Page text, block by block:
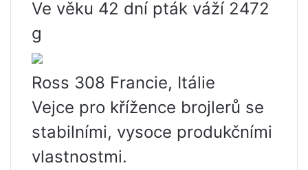
Ve věku 42 dní pták váží 2472
g
Ross 308 Francie, Itálie
Vejce pro křížence brojlerů se
stabilními, vysoce produkčními
vlastnostmi.